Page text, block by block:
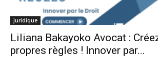
Juridique
Liliana Bakayoko Avocat :
propres règles ! Innover par...